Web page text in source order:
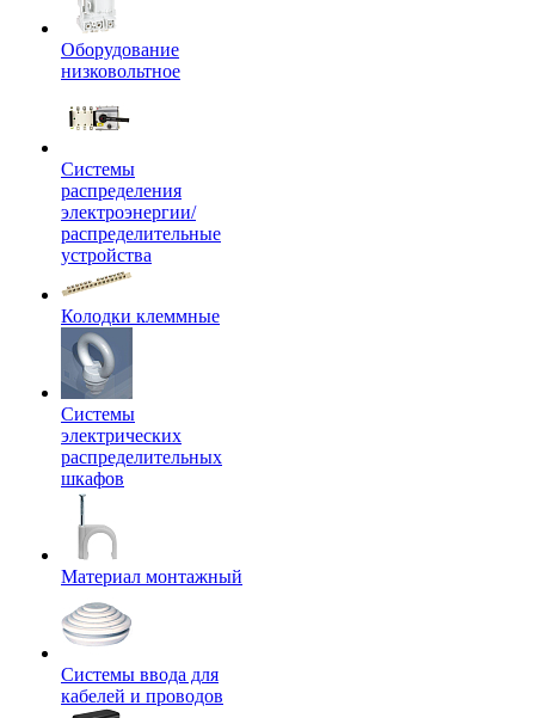
Оборудование
низковольтное
Системы
распределения
электроэнергии/
распределительные
устройства
Колодки клеммные
Системы
электрических
распределительных
шкафов
Материал монтажный
Системы ввода для
кабелей и проводов